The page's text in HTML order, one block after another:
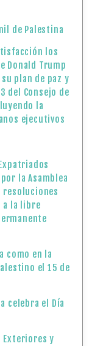
de Palestina
los
Donald Trump
plan de paz y
del Consejo de
la
ejecutivos
la Asamblea
resoluciones
a la libre
como en la
el 15 de
celebra el Día
Exteriores y